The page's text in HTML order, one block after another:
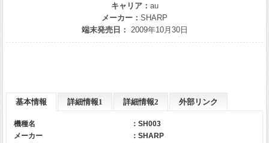
キャリア： au
メーカー： SHARP
端末発売日： 2009年10月30日
基本情報 詳細情報1 詳細情報2 外部リンク
機種名
：SH003
メーカー
： SHARP